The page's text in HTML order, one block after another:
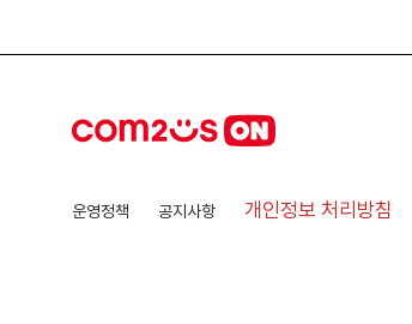
운영정책 공지사항 개인정보 처리방침